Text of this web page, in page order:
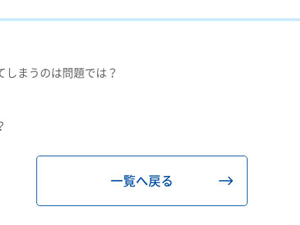
しまうのは問題では？
一覧へ戻る